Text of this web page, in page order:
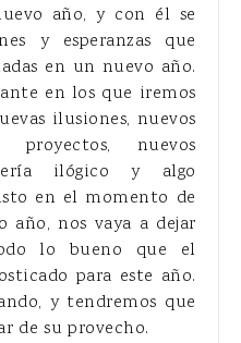
año, y con él se
y esperanzas que
en un nuevo año.
en los que iremos
ilusiones, nuevos
proyectos, nuevos
ilógico y algo
en el momento de
nos vaya a dejar
lo bueno que el
para este año.
y tendremos que
de su provecho.